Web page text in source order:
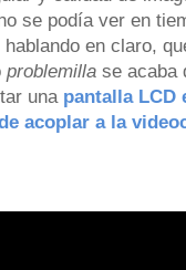
se podía ver en
en claro,
problemilla se acaba
una pantalla LCD
acoplar a la